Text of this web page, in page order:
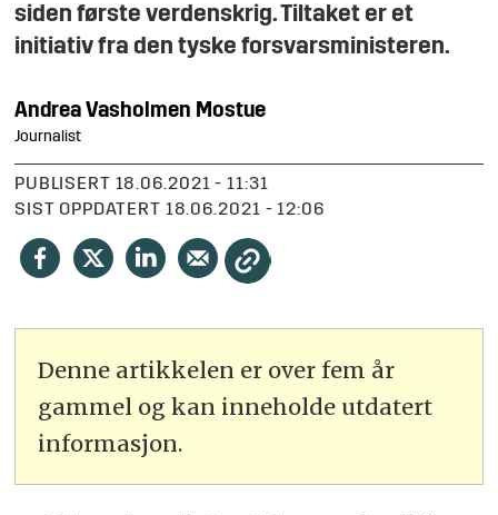
siden første verdenskrig. Tiltaket er et
initiativ fra den tyske forsvarsministeren.
Andrea Vasholmen Mostue
Journalist
PUBLISERT
18.06.2021 - 11:31
SIST OPPDATERT
18.06.2021 - 12:06
Denne artikkelen er over fem år
gammel og kan inneholde utdatert
informasjon.